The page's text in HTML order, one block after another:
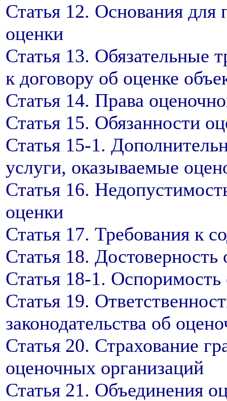
Статья 12. Основания для
оценки
Статья 13. Обязательные
к договору об оценке
Статья 14. Права
Статья 15. Обязанности
Статья 15-1.
услуги, оказываемые
Статья 16.
оценки
Статья 17. Требования к
Статья 18. Достоверность
Статья 18-1. Оспоримость
Статья 19.
законодательства об
Статья 20. Страхование
оценочных организаций
Статья 21. Объединения